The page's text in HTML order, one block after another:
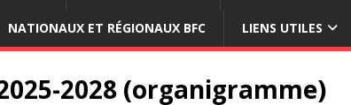
NATIONAUX ET RÉGIONAUX BFC LIENS UTILES
2028 (organigramme)